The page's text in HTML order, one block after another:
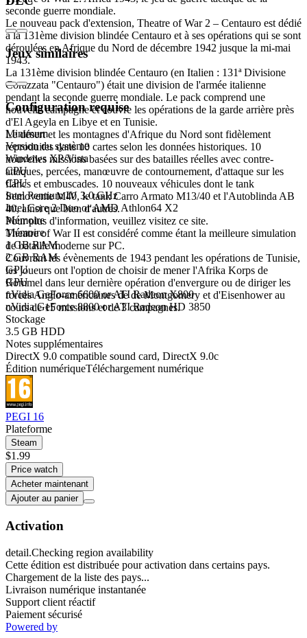
seconde guerre mondiale.
Le nouveau pack d'extension, Theatre of War 2 – Centauro est dédié
à la 131ème division blindée Centauro et à ses opérations qui se sont
déroulées en Afrique du Nord de décembre 1942 jusque la mi-mai
1943.
La 131ème division blindée Centauro (en Italien : 131ª Divisione
Corazzata "Centauro") était une division de l'armée italienne
pendant la seconde guerre mondiale. Le pack comprend une
nouvelle campagne et couvre les opérations de la garde arrière près
d'El Ageyla en Libye et en Tunisie.
Le désert et les montagnes d'Afrique du Nord sont fidèlement
reproduites dans 10 cartes selon les données historiques. 10
nouvelles missions basées sur des batailles réelles avec contre-
attaques, percées, manœuvre de contournement, d'attaque sur les
flancs et embuscades. 10 nouveaux véhicules dont le tank
Semovente M40, le tank Carro Armato M13/40 et l'Autoblinda AB
40, ainsi que bien d'autres.
Pour plus d'information, veuillez visitez ce site.
Theatre of War II est considéré comme étant la meilleure simulation
de bataille moderne sur PC.
Couvrant les évènements de 1943 pendant les opérations de Tunisie,
les joueurs ont l'option de choisir de mener l'Afrika Korps de
Rommel dans leur dernière opération d'envergure ou de diriger les
forces Anglo-américaines de de Montgomery et d'Eisenhower au
cours de 15 missions et de 3 campagnes.
Jeux similaires
Configuration requise
Minimum
Version du système
Windows XP/Vista
CPU
CPU
Intel Pentium IV 3.0 GHz
Intel Core 2 Duo or AMD Athlon64 X2
Mémoire
Mémoire
1 GB RAM
2 GB RAM
GPU
GPU
nVidia GeForce 6600 or ATI Radeon X800
nVidia GeForce 8800 or ATI Radeon HD 3850
Stockage
3.5 GB HDD
Notes supplémentaires
DirectX 9.0 compatible sound card, DirectX 9.0c
Édition numériqueTéléchargement numérique
PEGI 16
Plateforme
Steam
$1.99
Price watch
Acheter maintenant
Ajouter au panier
Activation
detail.Checking region availability
Cette édition est distribuée pour activation dans certains pays.
Chargement de la liste des pays...
Livraison numérique instantanée
Support client réactif
Paiement sécurisé
Powered by